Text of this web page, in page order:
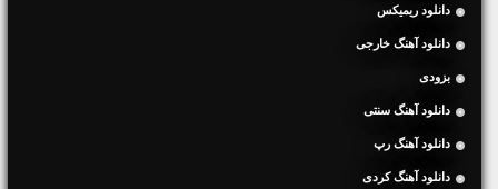
دانلود ریمیکس
دانلود آهنگ خارجی
بزودی
دانلود آهنگ سنتی
دانلود آهنگ رپ
دانلود آهنگ کردی